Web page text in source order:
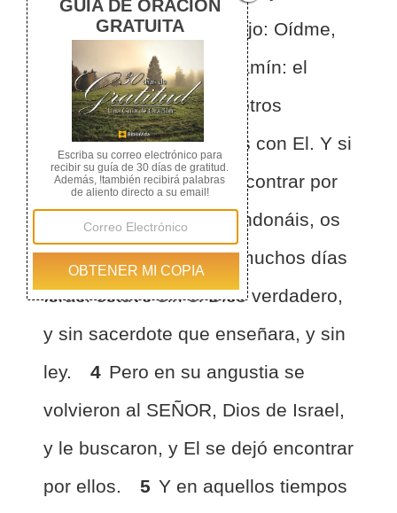
encuentro de Asa y le dijo: Oídme,
Asa y todo Judá y Benjamín: el
SEÑOR estará con vosotros
mientras vosotros estéis con El. Y si
le buscáis, se dejará encontrar por
vosotros; pero si le abandonáis, os
abandonará.
3 Y por muchos días
Israel estuvo sin el Dios verdadero,
y sin sacerdote que enseñara, y sin
ley.
4 Pero en su angustia se
volvieron al SEÑOR, Dios de Israel,
y le buscaron, y El se dejó encontrar
por ellos.
5 Y en aquellos tiempos